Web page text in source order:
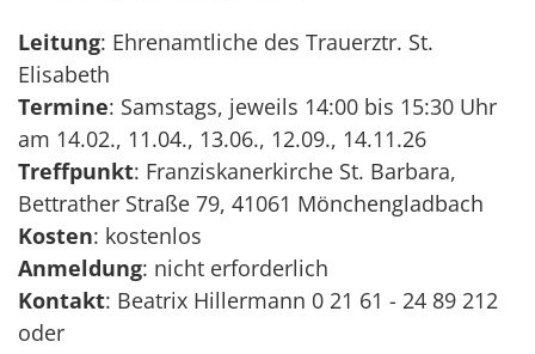
Leitung: Ehrenamtliche des Trauerztr. St.
Elisabeth
Termine: Samstags, jeweils 14:00 bis 15:30 Uhr
am 14.02., 11.04., 13.06., 12.09., 14.11.26
Treffpunkt: Franziskanerkirche St. Barbara,
Bettrather Straße 79, 41061 Mönchengladbach
Kosten: kostenlos
Anmeldung: nicht erforderlich
Kontakt: Beatrix Hillermann 0 21 61 - 24 89 212
oder